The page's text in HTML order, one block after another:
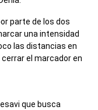
parte de los dos
una intensidad
las distancias en
el marcador en
que busca